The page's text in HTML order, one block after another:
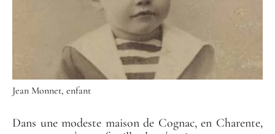
Jean Monnet, enfant
Dans une modeste maison de Cognac, en Charente,